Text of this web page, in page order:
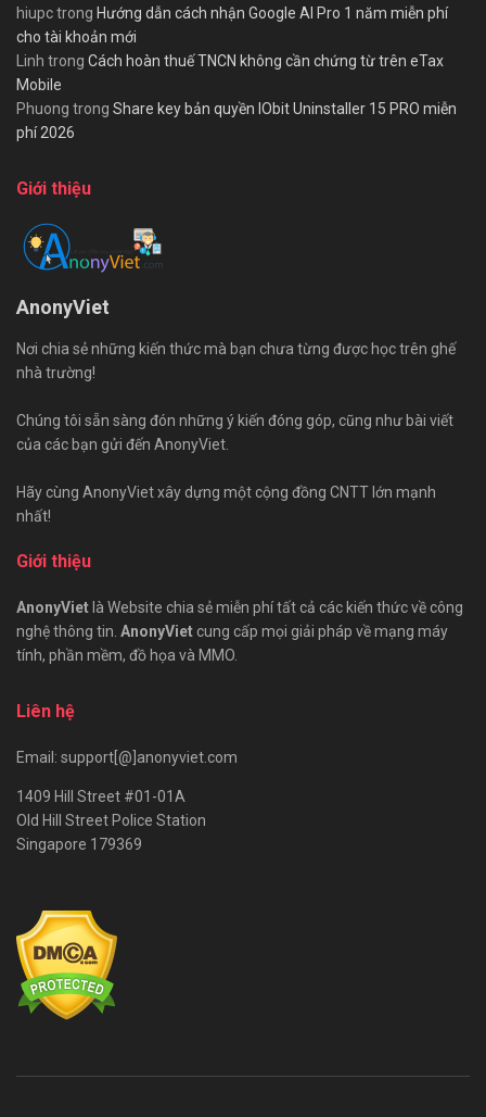
hiupctrong Hướng dẫn cách nhận Google AI Pro 1 năm miễn phí
cho tài khoản mới
Linh trong Cách hoàn thuế TNCN không cần chứng từ trên eTax
Mobile
Phuong trong Share key bản quyền IObit Uninstaller 15 PRO miễn
phí 2026
Giới thiệu
AnonyViet
Nơi chia sẻ những kiến thức mà bạn chưa từng được học trên ghế
nhà trường!
Chúng tôi sẵn sàng đón những ý kiến đóng góp, cũng như bài viết
của các bạn gửi đến AnonyViet.
Hãy cùng AnonyViet xây dựng một cộng đồng CNTT lớn mạnh
nhất!
Giới thiệu
AnonyViet là Website chia sẻ miễn phí tất cả các kiến thức về công
nghệ thông tin. AnonyViet cung cấp mọi giải pháp về mạng máy
tính, phần mềm, đồ họa và MMO.
Liên hệ
Email: support[@]anonyviet.com
1409 Hill Street #01-01A
Old Hill Street Police Station
Singapore 179369